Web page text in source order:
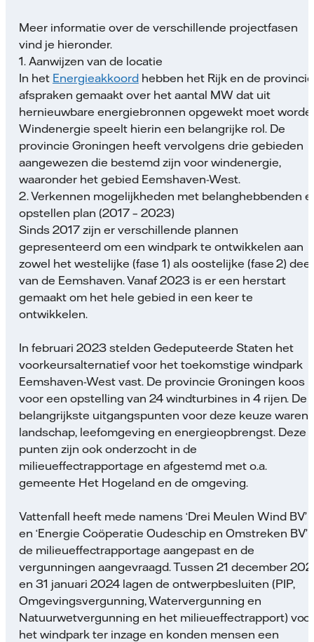
Meer informatie over de verschillende projectfasen
vind je hieronder.
1. Aanwijzen van de locatie
In het Energieakkoordhebben het Rijk en de
afspraken gemaakt over het aantal MW dat uit
hernieuwbare energiebronnen opgewekt moet
Windenergie speelt hierin een belangrijke rol. De
provincie Groningen heeft vervolgens drie gebieden
aangewezen die bestemd zijn voor windenergie,
waaronder het gebied Eemshaven-West.
2. Verkennen mogelijkheden met belanghebbenden
opstellen plan (2017 – 2023)
Sinds 2017 zijn er verschillende plannen
gepresenteerd om een windpark te ontwikkelen aan
zowel het westelijke (fase 1) als oostelijke (fase 2) deel
van de Eemshaven. Vanaf 2023 is er een herstart
gemaakt om het hele gebied in een keer te
ontwikkelen.
In februari 2023 stelden Gedeputeerde Staten het
voorkeursalternatief voor het toekomstige windpark
Eemshaven-West vast. De provincie Groningen koos
voor een opstelling van 24 windturbines in 4 rijen. De
belangrijkste uitgangspunten voor deze keuze waren
landschap, leefomgeving en energieopbrengst. Deze
punten zijn ook onderzocht in de
milieueffectrapportage en afgestemd met o.a.
gemeente Het Hogeland en de omgeving.
Vattenfall heeft mede namens ‘Drei Meulen Wind BV’
en ‘Energie Coöperatie Oudeschip en Omstreken BV’
de milieueffectrapportage aangepast en de
vergunningen aangevraagd. Tussen 21 december
en 31 januari 2024 lagen de ontwerpbesluiten (PIP,
Omgevingsvergunning, Watervergunning en
Natuurwetvergunning en het milieueffectrapport)
het windpark ter inzage en konden mensen een